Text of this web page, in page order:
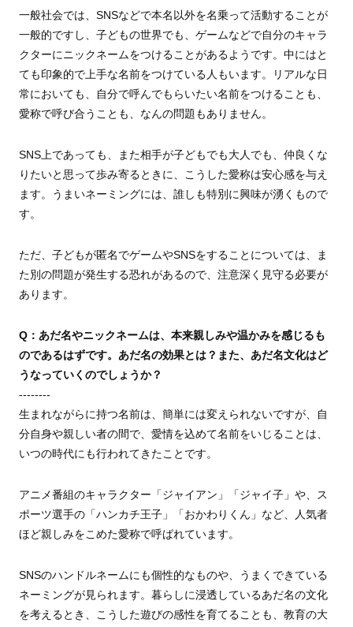
一般社会では、SNSなどで本名以外を名乗って活動することが
一般的ですし、子どもの世界でも、ゲームなどで自分のキャラ
クターにニックネームをつけることがあるようです。中にはと
ても印象的で上手な名前をつけている人もいます。リアルな日
常においても、自分で呼んでもらいたい名前をつけることも、
愛称で呼び合うことも、なんの問題もありません。
SNS上であっても、また相手が子どもでも大人でも、仲良くな
りたいと思って歩み寄るときに、こうした愛称は安心感を与え
ます。うまいネーミングには、誰しも特別に興味が湧くもので
す。
ただ、子どもが匿名でゲームやSNSをすることについては、ま
た別の問題が発生する恐れがあるので、注意深く見守る必要が
あります。
Q：あだ名やニックネームは、本来親しみや温かみを感じるも
のであるはずです。あだ名の効果とは？また、あだ名文化はど
うなっていくのでしょうか？
--------
生まれながらに持つ名前は、簡単には変えられないですが、自
分自身や親しい者の間で、愛情を込めて名前をいじることは、
いつの時代にも行われてきたことです。
アニメ番組のキャラクター「ジャイアン」「ジャイ子」や、ス
ポーツ選手の「ハンカチ王子」「おかわりくん」など、人気者
ほど親しみをこめた愛称で呼ばれています。
SNSのハンドルネームにも個性的なものや、うまくできている
ネーミングが見られます。暮らしに浸透しているあだ名の文化
を考えるとき、こうした遊びの感性を育てることも、教育の大